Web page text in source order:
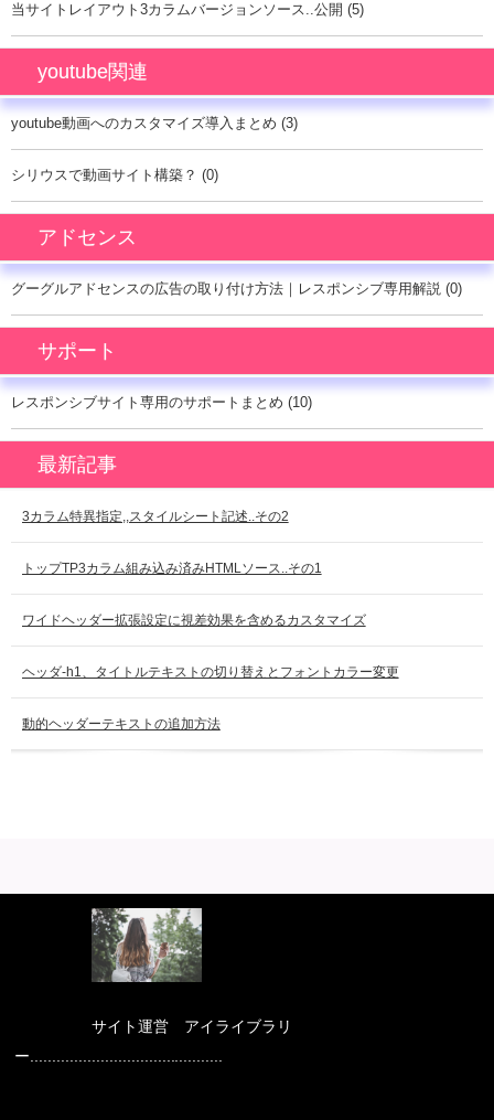
当サイトレイアウト3カラムバージョンソース..公開 (5)
youtube関連
youtube動画へのカスタマイズ導入まとめ (3)
シリウスで動画サイト構築？ (0)
アドセンス
グーグルアドセンスの広告の取り付け方法｜レスポンシブ専用解説 (0)
サポート
レスポンシブサイト専用のサポートまとめ (10)
最新記事
3カラム特異指定,,スタイルシート記述..その2
トップTP3カラム組み込み済みHTMLソース..その1
ワイドヘッダー拡張設定に視差効果を含めるカスタマイズ
ヘッダ-h1、タイトルテキストの切り替えとフォントカラー変更
動的ヘッダーテキストの追加方法
サイト運営 アイライブラリ
ー............................................